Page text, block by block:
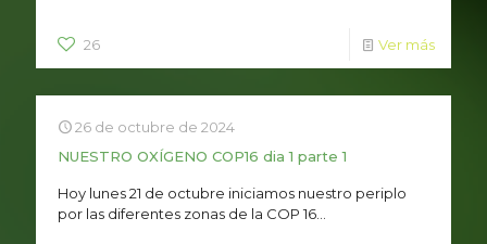
26 Ver más
26 de octubre de 2024
NUESTRO OXÍGENO COP16 dia 1 parte 1
Hoy lunes 21 de octubre iniciamos nuestro periplo
por las diferentes zonas de la COP 16...